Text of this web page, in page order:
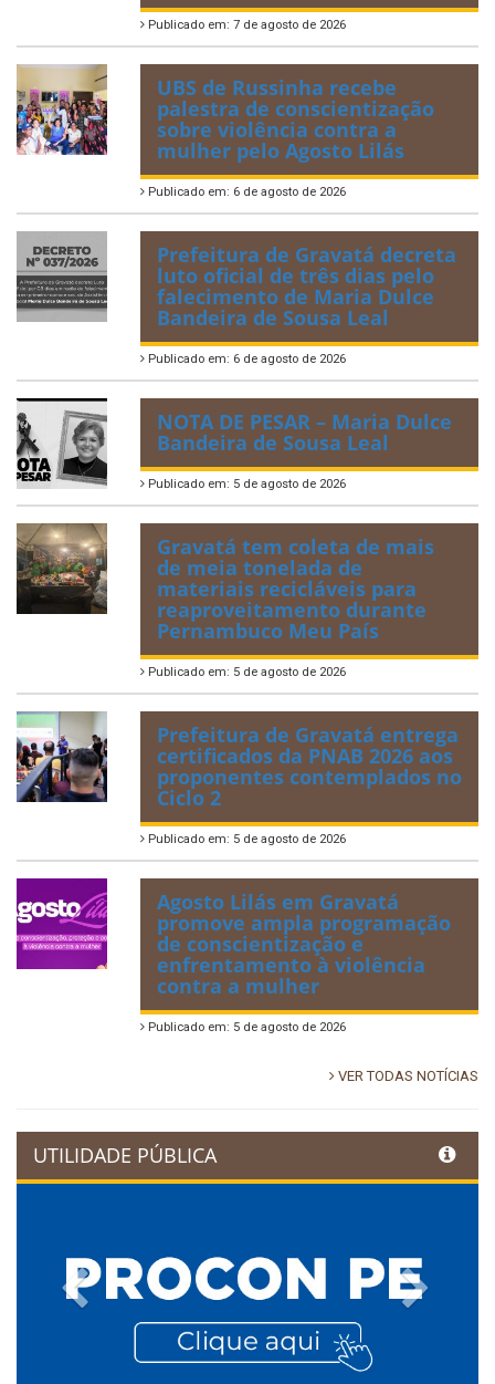
Publicado em: 7 de agosto de 2026
UBS de Russinha recebe
palestra de conscientização
sobre violência contra a
mulher pelo Agosto Lilás
Publicado em: 6 de agosto de 2026
Prefeitura de Gravatá decreta
luto oficial de três dias pelo
falecimento de Maria Dulce
Bandeira de Sousa Leal
Publicado em: 6 de agosto de 2026
NOTA DE PESAR – Maria Dulce
Bandeira de Sousa Leal
Publicado em: 5 de agosto de 2026
Gravatá tem coleta de mais
de meia tonelada de
materiais recicláveis para
reaproveitamento durante
Pernambuco Meu País
Publicado em: 5 de agosto de 2026
Prefeitura de Gravatá entrega
certificados da PNAB 2026 aos
proponentes contemplados no
Ciclo 2
Publicado em: 5 de agosto de 2026
Agosto Lilás em Gravatá
promove ampla programação
de conscientização e
enfrentamento à violência
contra a mulher
Publicado em: 5 de agosto de 2026
VER TODAS NOTÍCIAS
UTILIDADE PÚBLICA
Previous